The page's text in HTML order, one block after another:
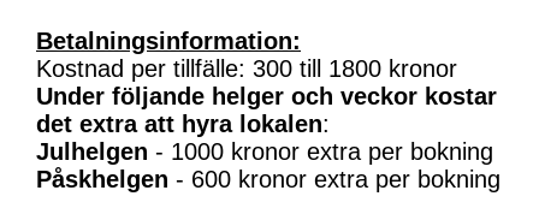
Betalningsinformation:
Kostnad per tillfälle: 300 till 1800 kronor
Under följande helger och veckor kostar
det extra att hyra lokalen:
Julhelgen - 1000 kronor extra per bokning
Påskhelgen - 600 kronor extra per bokning